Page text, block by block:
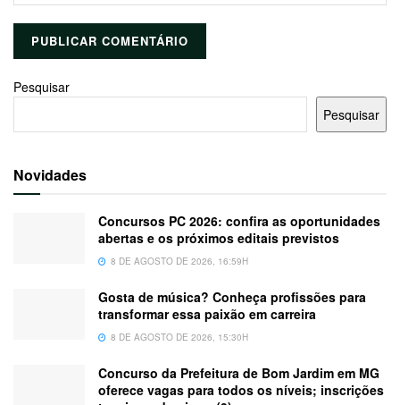
Pesquisar
Pesquisar
Novidades
Concursos PC 2026: confira as oportunidades
abertas e os próximos editais previstos
8 DE AGOSTO DE 2026, 16:59H
Gosta de música? Conheça profissões para
transformar essa paixão em carreira
8 DE AGOSTO DE 2026, 15:30H
Concurso da Prefeitura de Bom Jardim em MG
oferece vagas para todos os níveis; inscrições